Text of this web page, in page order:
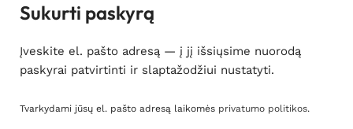
Sukurti paskyrą
Įveskite el. pašto adresą — į jį išsiųsime nuorodą
paskyrai patvirtinti ir slaptažodžiui nustatyti.
Tvarkydami jūsų el. pašto adresą laikomės privatumo politikos.